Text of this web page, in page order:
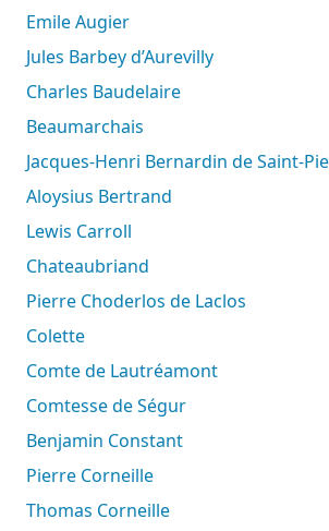
Emile Augier
Jules Barbey d’Aurevilly
Charles Baudelaire
Beaumarchais
Jacques-Henri Bernardin de Saint-
Aloysius Bertrand
Lewis Carroll
Chateaubriand
Pierre Choderlos de Laclos
Colette
Comte de Lautréamont
Comtesse de Ségur
Benjamin Constant
Pierre Corneille
Thomas Corneille